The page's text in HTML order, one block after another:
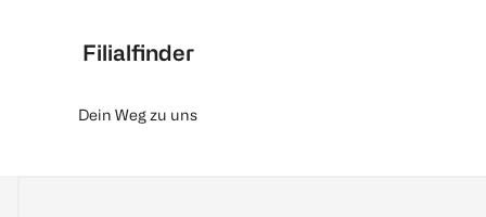
Filialfinder
Dein Weg zu uns